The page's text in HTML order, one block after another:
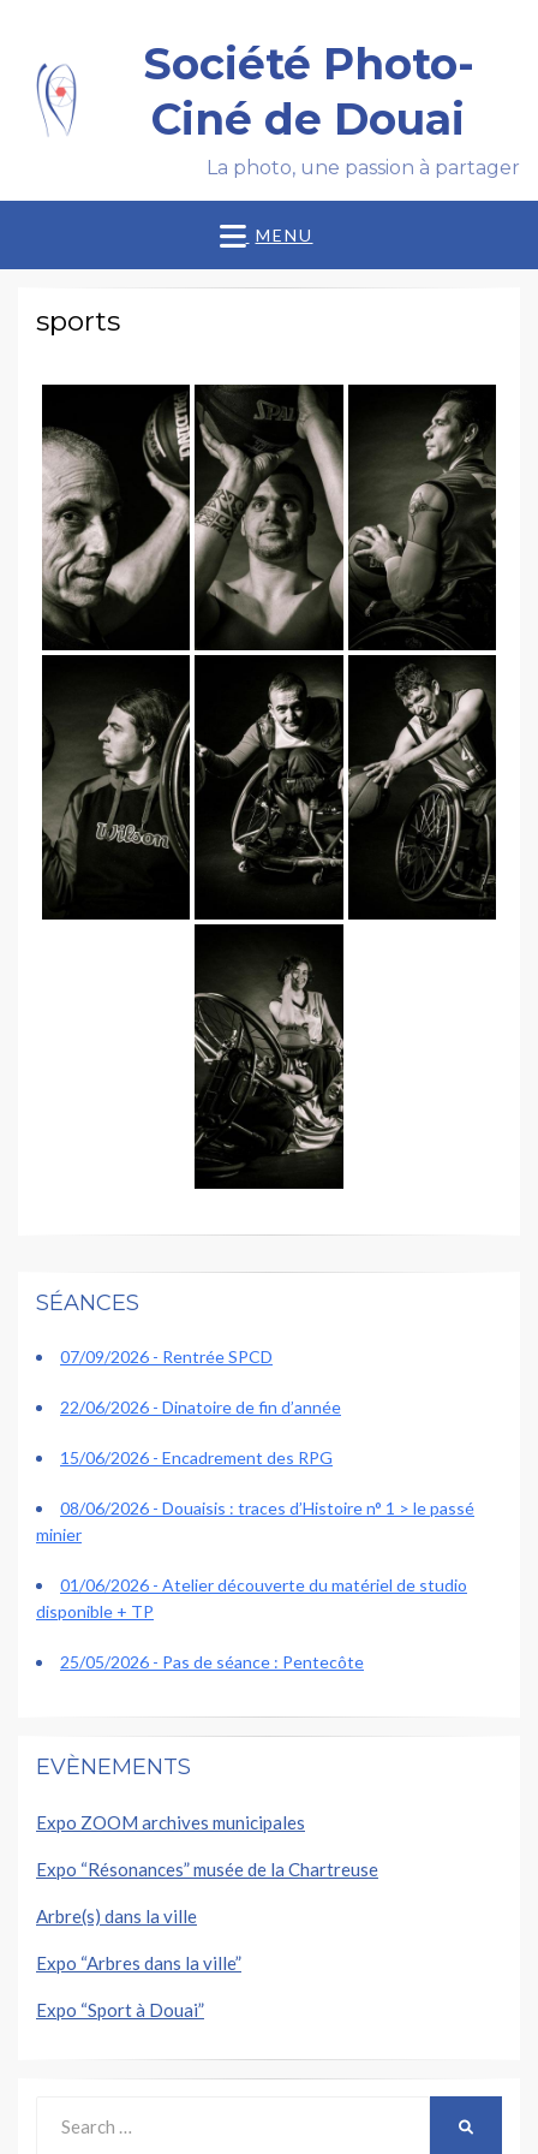
Société Photo-
Ciné de Douai
La photo, une passion à partager
MENU
sports
SÉANCES
07/09/2026 - Rentrée SPCD
22/06/2026 - Dinatoire de fin d’année
15/06/2026 - Encadrement des RPG
08/06/2026 - Douaisis : traces d’Histoire n° 1 > le passé
minier
01/06/2026 - Atelier découverte du matériel de studio
disponible + TP
25/05/2026 - Pas de séance : Pentecôte
EVÈNEMENTS
Expo ZOOM archives municipales
Expo “Résonances” musée de la Chartreuse
Arbre(s) dans la ville
Expo “Arbres dans la ville”
Expo “Sport à Douai”
for: